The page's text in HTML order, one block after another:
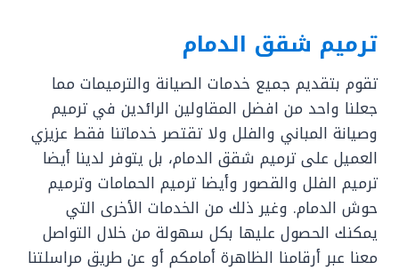
ترميم شقق الدمام
تقوم بتقديم جميع خدمات الصيانة والترميمات مما
جعلنا واحد من افضل المقاولين الرائدين في ترميم
وصيانة المباني والفلل ولا تقتصر خدماتنا فقط عزيزي
العميل على ترميم شقق الدمام، بل يتوفر لدينا أيضا
ترميم الفلل والقصور وأيضا ترميم الحمامات وترميم
حوش الدمام. وغير ذلك من الخدمات الأخرى التي
يمكنك الحصول عليها بكل سهولة من خلال التواصل
معنا عبر أرقامنا الظاهرة أمامكم أو عن طريق مراسلتنا